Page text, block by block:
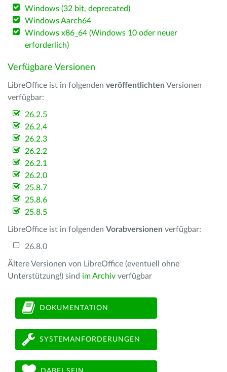
Windows (32 bit, deprecated)
Windows Aarch64
Windows x86_64 (Windows 10 oder neuer
erforderlich)
Verfügbare Versionen
LibreOffice ist in folgenden veröffentlichten Versionen
verfügbar:
26.2.5
26.2.4
26.2.3
26.2.2
26.2.1
26.2.0
25.8.7
25.8.6
25.8.5
LibreOffice ist in folgenden Vorabversionen verfügbar:
26.8.0
Ältere Versionen von LibreOffice (eventuell ohne
Unterstützung!) sind im Archiv verfügbar
DOKUMENTATION
SYSTEMANFORDERUNGEN